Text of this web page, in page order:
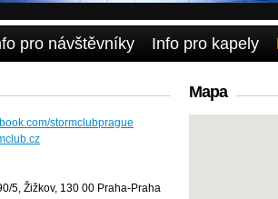
pro návštěvníky Info pro kapely
stormclubprague
5, Žižkov, 130 00 Praha-Praha
Mapa